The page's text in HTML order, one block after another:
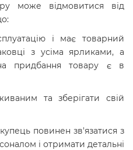
може відмовитися від
і має товарний
з усіма ярликами, а
придбання товару є в
та зберігати свій
повинен зв'язатися з
і отримати детальні